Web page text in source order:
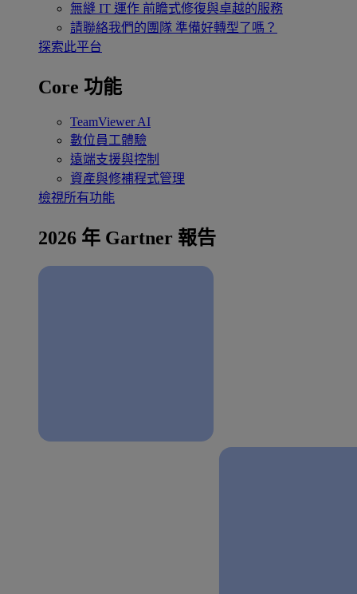
無縫 IT 運作 前瞻式修復與卓越的服務
請聯絡我們的團隊 準備好轉型了嗎？
探索此平台
Core 功能
TeamViewer AI
數位員工體驗
遠端支援與控制
資產與修補程式管理
檢視所有功能
2026 年 Gartner 報告